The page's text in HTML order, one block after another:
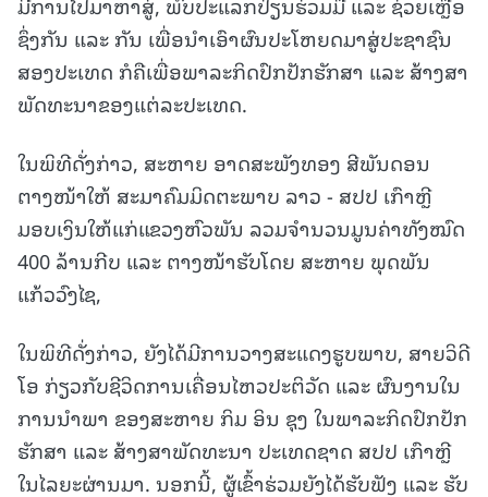
ຊຶ່ງກັນ ແລະ ກັນ ເພື່ອນໍາເອົາຜົນປະໂຫຍດມາສູ່ປະຊາຊົນ
ສອງປະເທດ ກໍຄືເພື່ອພາລະກິດປົກປັກຮັກສາ ແລະ ສ້າງສາ
ພັດທະນາຂອງແຕ່ລະປະເທດ.
ໃນພິທີດັ່ງກ່າວ, ສະຫາຍ ອາດສະພັງທອງ ສີພັນດອນ
ຕາງໜ້າໃຫ້ ສະມາຄົມມິດຕະພາບ ລາວ - ສປປ ເກົາຫຼີ
ມອບເງິນໃຫ້ແກ່ແຂວງຫົວພັນ ລວມຈໍານວນມູນຄ່າທັງໝົດ
400 ລ້ານກີບ ແລະ ຕາງໜ້າຮັບໂດຍ ສະຫາຍ ພຸດພັນ
ແກ້ວວົງໄຊ,
ໃນພິທີດັ່ງກ່າວ, ຍັງໄດ້ມີການວາງສະແດງຮູບພາບ, ສາຍວິດີ
ໂອ ກ່ຽວກັບຊີວິດການເຄື່ອນໄຫວປະຕິວັດ ແລະ ຜົນງານໃນ
ການນໍາພາ ຂອງສະຫາຍ ກິມ ອິນ ຊຸງ ໃນພາລະກິດປົກປັກ
ຮັກສາ ແລະ ສ້າງສາພັດທະນາ ປະເທດຊາດ ສປປ ເກົາຫຼີ
ໃນໄລຍະຜ່ານມາ. ນອກນີ້, ຜູ້ເຂົ້າຮ່ວມຍັງໄດ້ຮັບຟັງ ແລະ ຮັບ